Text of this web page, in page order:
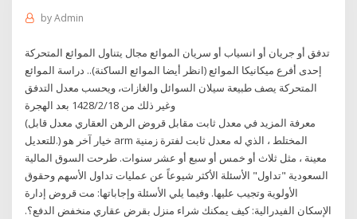
byAdmin
تدفق أو جريان أو انسياب أو سريان الموائع مجال يتناول الموائع المتحركة
إحدى أفرع ميكانيكا الموائع (انظر أيضا الموائع الساكنة).. دراسة الموائع
المتحركة يصف طبيعة سيلان السوائل والغازات، ويحسب معدل التدفق
وغير ذلك من 18‏‏/2‏‏/1428 بعد الهجرة
(معرفة المزيد في معدل ثابت مقابل قروض الرهن العقاري معدل قابل
للتعديل.) خيار آخر هو arm المختلط ، الذي له معدل ثابت لفترة زمنية
معينة ، مثل ثلاث أو خمس أو سبع أو عشر سنوات. طرحت السوق المالية
السعودية "تداول" الأسئلة الأكثر شيوعاً عن عمليات تداول الأسهم وحقوق
الأولوية وتجيب عليها. وفيما يلي الأسئلة وإجاباتها: مت قروض إدارة
الإسكان الفيدرالية: كيف يمكنك شراء منزل بقرض عقاري منخفض الدفع؟.